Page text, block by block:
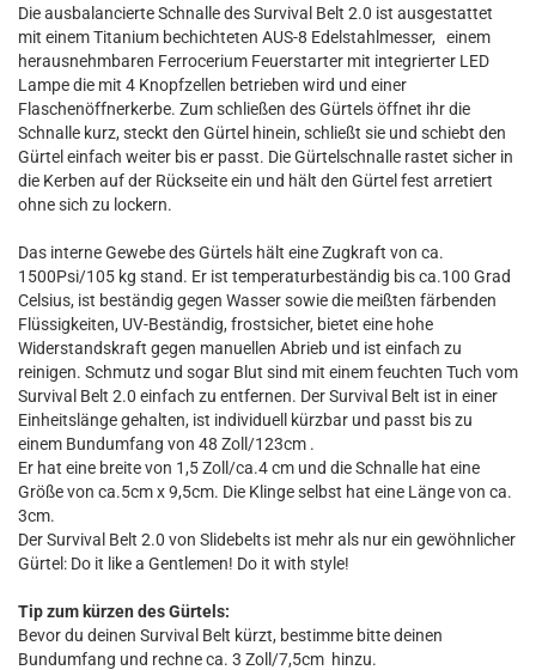
Die ausbalancierte Schnalle des Survival Belt 2.0 ist ausgestattet
mit einem Titanium bechichteten AUS-8 Edelstahlmesser, einem
herausnehmbaren Ferrocerium Feuerstarter mit integrierter LED
Lampe die mit 4 Knopfzellen betrieben wird und einer
Flaschenöffnerkerbe. Zum schließen des Gürtels öffnet ihr die
Schnalle kurz, steckt den Gürtel hinein, schließt sie und schiebt den
Gürtel einfach weiter bis er passt. Die Gürtelschnalle rastet sicher in
die Kerben auf der Rückseite ein und hält den Gürtel fest arretiert
ohne sich zu lockern.
Das interne Gewebe des Gürtels hält eine Zugkraft von ca.
1500Psi/105 kg stand. Er ist temperaturbeständig bis ca.100 Grad
Celsius, ist beständig gegen Wasser sowie die meißten färbenden
Flüssigkeiten, UV-Beständig, frostsicher, bietet eine hohe
Widerstandskraft gegen manuellen Abrieb und ist einfach zu
reinigen. Schmutz und sogar Blut sind mit einem feuchten Tuch vom
Survival Belt 2.0 einfach zu entfernen. Der Survival Belt ist in einer
Einheitslänge gehalten, ist individuell kürzbar und passt bis zu
einem Bundumfang von 48 Zoll/123cm .
Er hat eine breite von 1,5 Zoll/ca.4 cm und die Schnalle hat eine
Größe von ca.5cm x 9,5cm. Die Klinge selbst hat eine Länge von ca.
3cm.
Der Survival Belt 2.0 von Slidebelts ist mehr als nur ein gewöhnlicher
Gürtel: Do it like a Gentlemen! Do it with style!
Tip zum kürzen des Gürtels:
Bevor du deinen Survival Belt kürzt, bestimme bitte deinen
Bundumfang und rechne ca. 3 Zoll/7,5cm hinzu.